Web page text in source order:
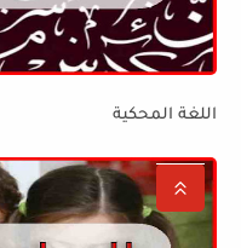
اللغة المحكية